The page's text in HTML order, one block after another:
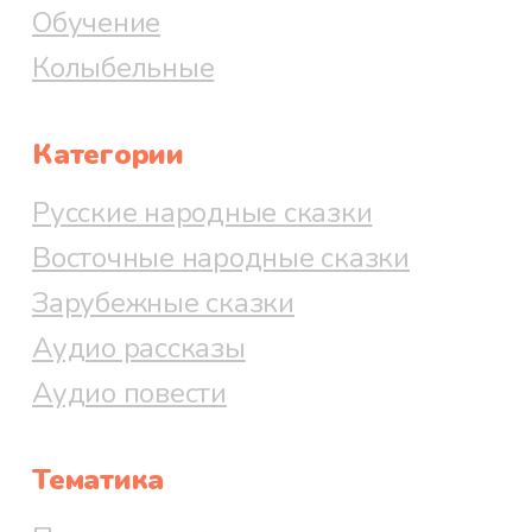
давай реветь:
— Пошла, коза, с печи,
Коза ему в ответ:
— Как выскочу, да как
выпрыгну, как забью ногами,
заколю рогами, — пойдут клочки
Обучение
Колыбельные
Категории
Русские народные сказки
Восточные народные сказки
Зарубежные сказки
Аудио рассказы
Аудио повести
Тематика